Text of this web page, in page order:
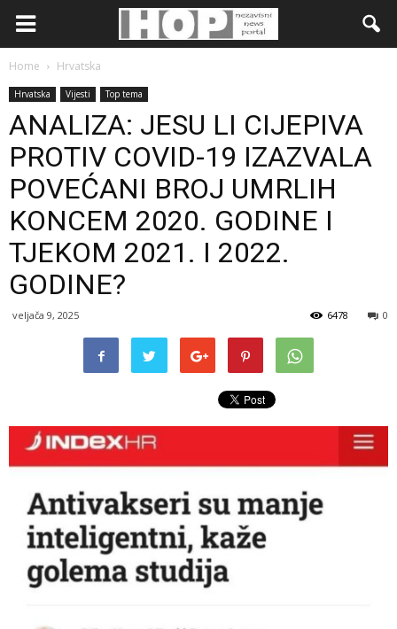
Home Hrvatska
Hrvatska Vijesti Top tema
ANALIZA: JESU LI CIJEPIVA
PROTIV COVID-19 IZAZVALA
POVEĆANI BROJ UMRLIH
KONCEM 2020. GODINE I
TJEKOM 2021. I 2022.
GODINE?
veljača 9, 2025 0
6478